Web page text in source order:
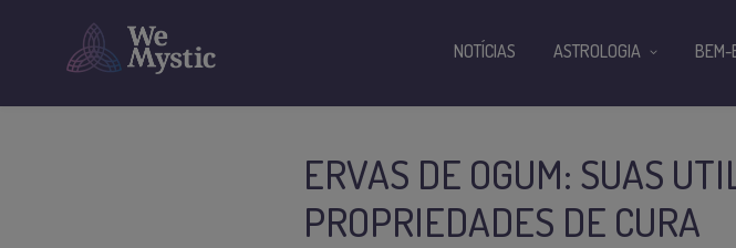
ERVAS DE OGUM: SUAS
PROPRIEDADES DE CURA
NOTÍCIAS ASTROLOGIA BEM-